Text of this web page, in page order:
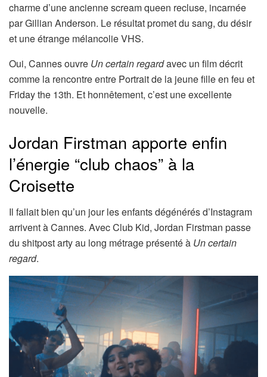
charme d’une ancienne scream queen recluse, incarnée
par Gillian Anderson. Le résultat promet du sang, du désir
et une étrange mélancolie VHS.
Oui, Cannes ouvre Un certain regardavec un film décrit
comme la rencontre entre Portrait de la jeune fille en feu et
Friday the 13th. Et honnêtement, c’est une excellente
nouvelle.
Jordan Firstman apporte enfin
l’énergie “club chaos” à la
Croisette
Il fallait bien qu’un jour les enfants dégénérés d’Instagram
arrivent à Cannes. Avec Club Kid, Jordan Firstman passe
du shitpost arty au long métrage présenté à Un certain
regard.